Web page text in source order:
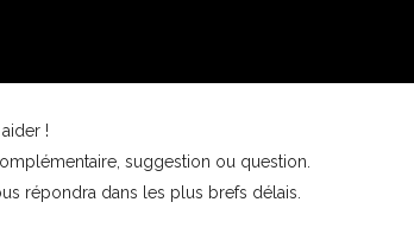
!
suggestion ou question.
répondra dans les plus brefs délais.